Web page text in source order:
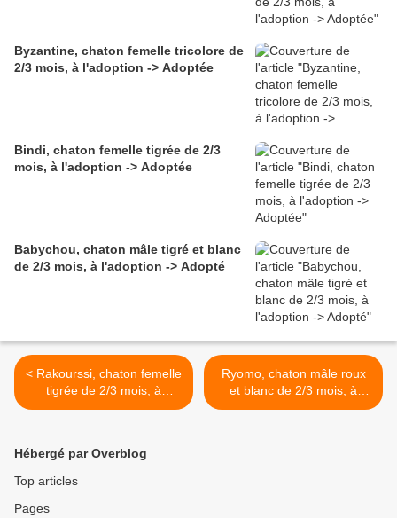
Byzantine, chaton femelle tricolore de
2/3 mois, à l'adoption -> Adoptée
Bindi, chaton femelle tigrée de 2/3
mois, à l'adoption -> Adoptée
Babychou, chaton mâle tigré et blanc
de 2/3 mois, à l'adoption -> Adopté
< Rakourssi, chaton femelle
tigrée de 2/3 mois, à
l'adoption -> adoptée
Ryomo, chaton mâle roux
et blanc de 2/3 mois, à
l'adoption -> adopté >
Hébergé par Overblog
Top articles
Pages